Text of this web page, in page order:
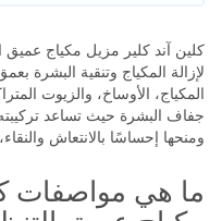
لإزالة المكياج وتنقية البشرة
المكياج، الأوساخ، والزيوت
جفاف البشرة حيث تساعد
ومنحها إحساسًا بالانتعاش
ما هي مواصفات